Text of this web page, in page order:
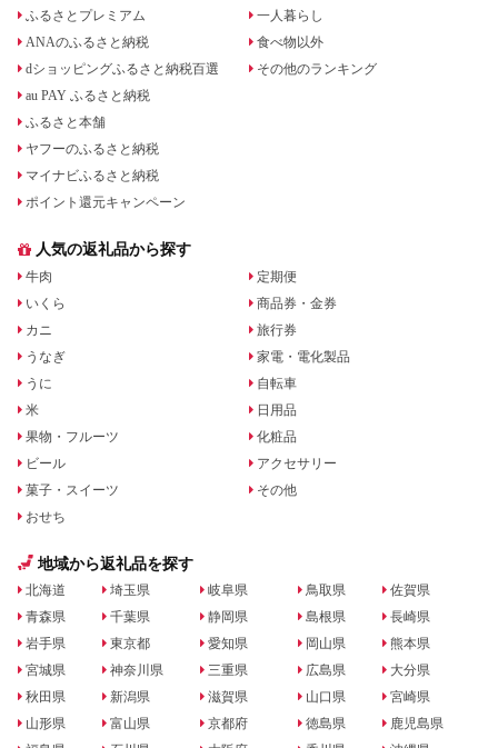
ふるさとプレミアム
ANAのふるさと納税
dショッピングふるさと納税百選
au PAY ふるさと納税
ふるさと本舗
ヤフーのふるさと納税
マイナビふるさと納税
ポイント還元キャンペーン
一人暮らし
食べ物以外
その他のランキング
人気の返礼品から探す
牛肉
いくら
カニ
うなぎ
うに
米
果物・フルーツ
ビール
菓子・スイーツ
おせち
定期便
商品券・金券
旅行券
家電・電化製品
自転車
日用品
化粧品
アクセサリー
その他
地域から返礼品を探す
北海道
青森県
岩手県
宮城県
秋田県
山形県
埼玉県
千葉県
東京都
神奈川県
新潟県
富山県
岐阜県
静岡県
愛知県
三重県
滋賀県
京都府
鳥取県
島根県
岡山県
広島県
山口県
徳島県
佐賀県
長崎県
熊本県
大分県
宮崎県
鹿児島県